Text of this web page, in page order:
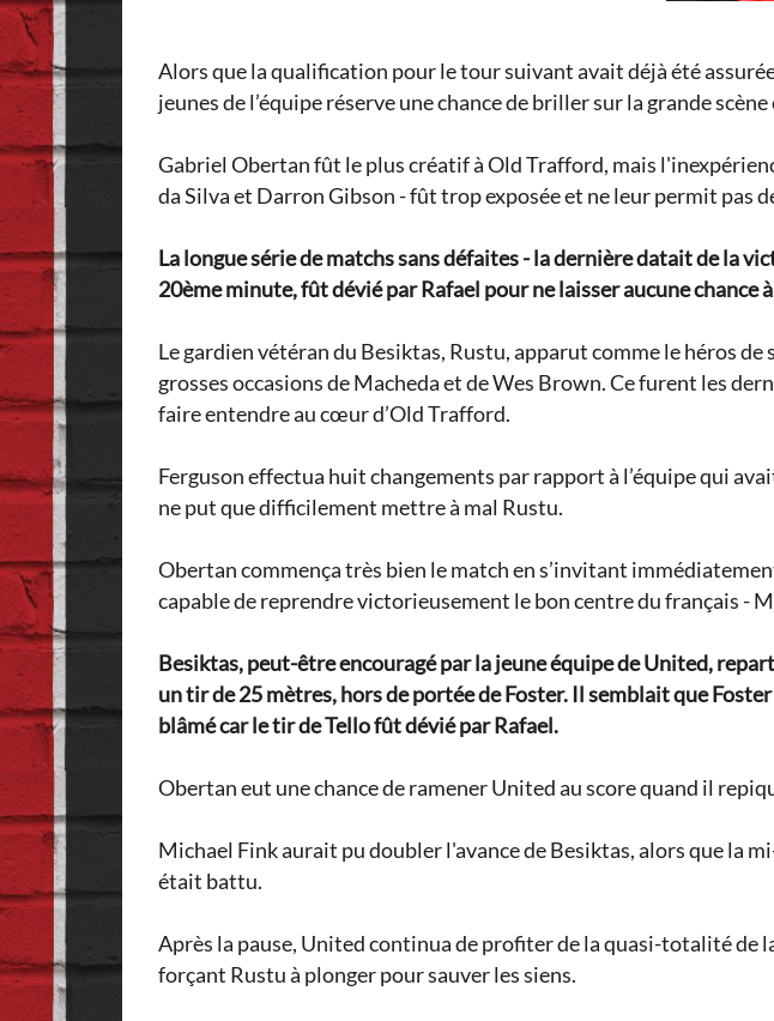
Alors que la qualification pour le tour suivant avait déjà été
jeunes de l’équipe réserve une chance de briller sur la grande
Gabriel Obertan fût le plus créatif à Old Trafford, mais
da Silva et Darron Gibson - fût trop exposée et ne leur permit pas
La longue série de matchs sans défaites - la dernière datait de la
20ème minute, fût dévié par Rafael pour ne laisser aucune chance
Le gardien vétéran du Besiktas, Rustu, apparut comme le héros
grosses occasions de Macheda et de Wes Brown. Ce furent les
faire entendre au cœur d’Old Trafford.
Ferguson effectua huit changements par rapport à l’équipe qui
ne put que difficilement mettre à mal Rustu.
Obertan commença très bien le match en s’invitant
capable de reprendre victorieusement le bon centre du français -
Besiktas, peut-être encouragé par la jeune équipe de United,
un tir de 25 mètres, hors de portée de Foster. Il semblait que
blâmé car le tir de Tello fût dévié par Rafael.
Obertan eut une chance de ramener United au score quand il
Michael Fink aurait pu doubler l'avance de Besiktas, alors que la
était battu.
Après la pause, United continua de profiter de la quasi-totalité de
forçant Rustu à plonger pour sauver les siens.